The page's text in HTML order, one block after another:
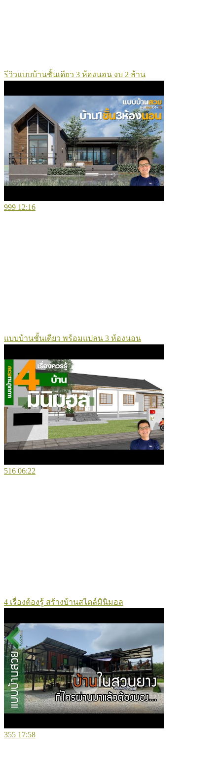
รีวิวแบบบ้านชั้นเดียว 3 ห้องนอน งบ 2 ล้าน
999 12:16
แบบบ้านชั้นเดียว พร้อมแปลน 3 ห้องนอน
516 06:22
4 เรื่องต้องรู้ สร้างบ้านสไตล์มินิมอล
355 17:58